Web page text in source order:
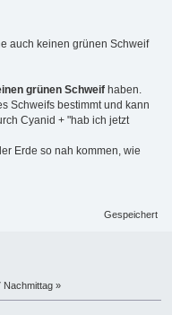
auch keinen grünen Schweif
grünen Schweif haben.
Schweifs bestimmt und kann
Cyanid + "hab ich jetzt
Erde so nah kommen, wie
Gespeichert
Nachmittag »